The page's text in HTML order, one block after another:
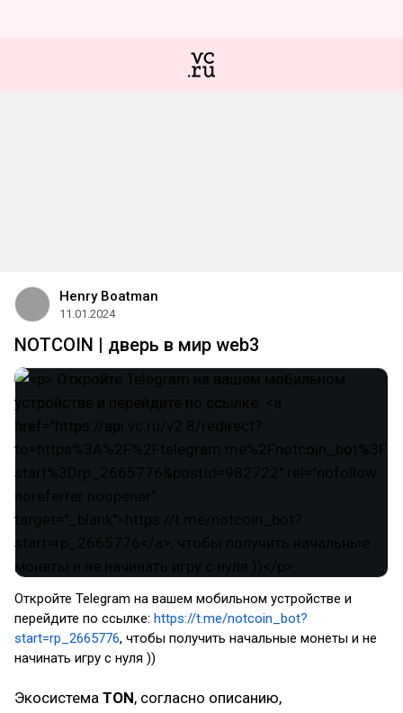
Henry Boatman
11.01.2024
NOTCOIN | дверь в мир web3
Откройте Telegram на вашем мобильном устройстве и
перейдите по ссылке: https://t.me/notcoin_bot?
start=rp_2665776, чтобы получить начальные монеты и не
начинать игру с нуля ))
Экосистема TON, согласно описанию,